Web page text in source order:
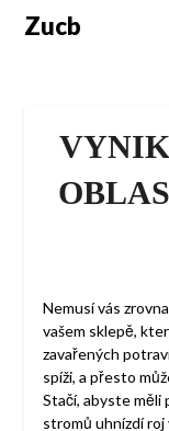
SkipZucb
Nemusí vás
vašem sklepě,
zavařených
spíži, a přesto
Stačí, abyste měli
stromů uhnízdí roj